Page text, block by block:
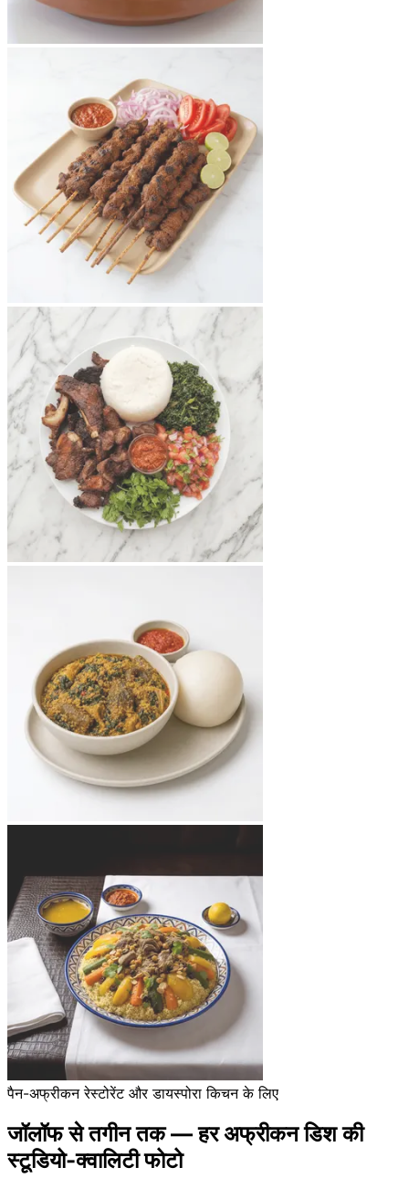
पैन-अफ्रीकन रेस्टोरेंट और डायस्पोरा किचन के लिए
जॉलॉफ से तगीन तक — हर अफ्रीकन डिश की
स्टूडियो-क्वालिटी फोटो